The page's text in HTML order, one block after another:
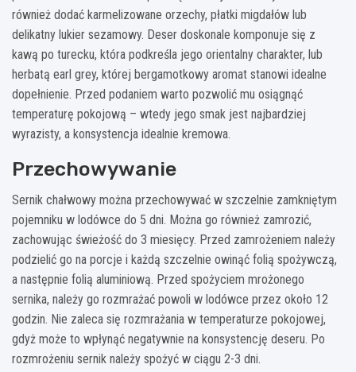
również dodać karmelizowane orzechy, płatki migdałów lub
delikatny lukier sezamowy. Deser doskonale komponuje się z
kawą po turecku, która podkreśla jego orientalny charakter, lub
herbatą earl grey, której bergamotkowy aromat stanowi idealne
dopełnienie. Przed podaniem warto pozwolić mu osiągnąć
temperaturę pokojową – wtedy jego smak jest najbardziej
wyrazisty, a konsystencja idealnie kremowa.
Przechowywanie
Sernik chałwowy można przechowywać w szczelnie zamkniętym
pojemniku w lodówce do 5 dni. Można go również zamrozić,
zachowując świeżość do 3 miesięcy. Przed zamrożeniem należy
podzielić go na porcje i każdą szczelnie owinąć folią spożywczą,
a następnie folią aluminiową. Przed spożyciem mrożonego
sernika, należy go rozmrażać powoli w lodówce przez około 12
godzin. Nie zaleca się rozmrażania w temperaturze pokojowej,
gdyż może to wpłynąć negatywnie na konsystencję deseru. Po
rozmrożeniu sernik należy spożyć w ciągu 2-3 dni.